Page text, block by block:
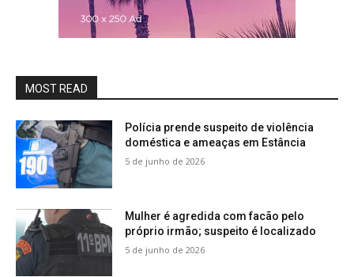
MOST READ
Polícia prende suspeito de violência
doméstica e ameaças em Estância
5 de junho de 2026
Mulher é agredida com facão pelo
próprio irmão; suspeito é localizado
5 de junho de 2026